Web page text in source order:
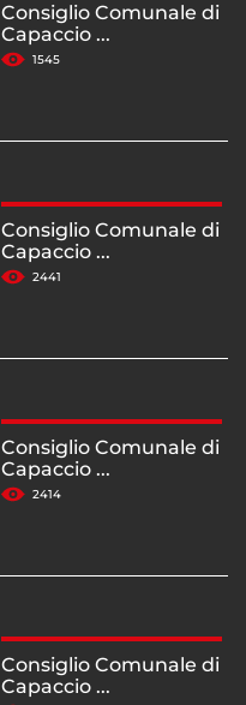
Consiglio Comunale di
Capaccio ...
1545
Consiglio Comunale di
Capaccio ...
2441
Consiglio Comunale di
Capaccio ...
2414
Consiglio Comunale di
Capaccio ...